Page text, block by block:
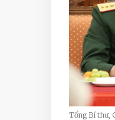
Tổng Bí thư,